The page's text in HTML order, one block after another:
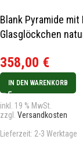
Blank Pyramide mit
Glasglöckchen
358,00 €
IN DEN WARENKORB
inkl. 19 % MwSt.
zzgl. Versandkosten
Lieferzeit: 2-3 Werktage